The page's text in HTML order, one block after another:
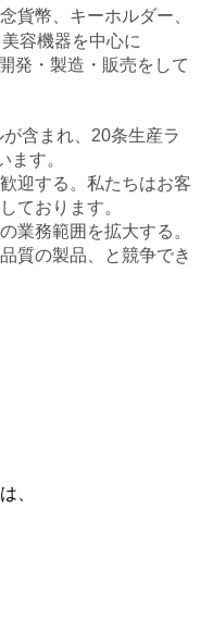
貨幣、キーホルダー、
美容機器を中心に
発・製造・販売をして
含まれ、20条生産ラ
ます。
迎する。私たちはお客
ております。
業務範囲を拡大する。
質の製品、と競争でき
、